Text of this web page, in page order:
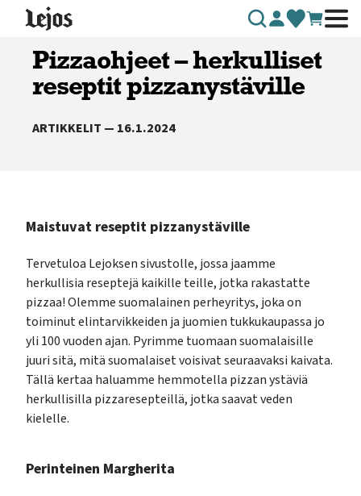
Siirry sisältöön
Pizzaohjeet – herkulliset
reseptit pizzanystäville
ARTIKKELIT — 16.1.2024
Maistuvat reseptit pizzanystäville
Tervetuloa Lejoksen sivustolle, jossa jaamme
herkullisia reseptejä kaikille teille, jotka rakastatte
pizzaa! Olemme suomalainen perheyritys, joka on
toiminut elintarvikkeiden ja juomien tukkukaupassa jo
yli 100 vuoden ajan. Pyrimme tuomaan suomalaisille
juuri sitä, mitä suomalaiset voisivat seuraavaksi kaivata.
Tällä kertaa haluamme hemmotella pizzan ystäviä
herkullisilla pizzaresepteillä, jotka saavat veden
kielelle.
Perinteinen Margherita